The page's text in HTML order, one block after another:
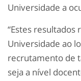
Universidade a
“Estes
Universidade ao
recrutamento de
seja a nível